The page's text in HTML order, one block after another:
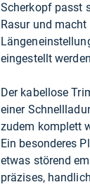
Scherkopf passt
Rasur und
eingestellt
Der kabellose
einer
zudem komplett
Ein besonderes
etwas störend
präzises,